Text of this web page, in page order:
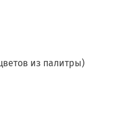
из палитры)